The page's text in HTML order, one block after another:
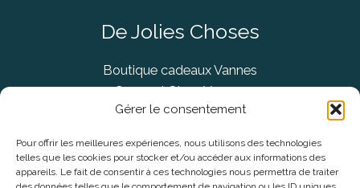
Gérer le consentement
Pour offrir les meilleures expériences, nous utilisons des technologies
telles que les cookies pour stocker et/ou accéder aux informations des
appareils. Le fait de consentir à ces technologies nous permettra de traiter
De Jolies Choses
Boutique cadeaux Vannes
Concept Store Vannes
Informations légales